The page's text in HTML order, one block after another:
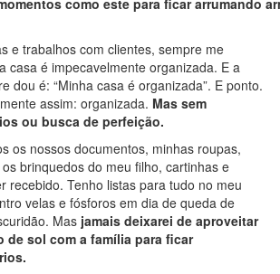
como este para ficar arrumando
e trabalhos com clientes, sempre me
casa é impecavelmente organizada. E a
dou é: “Minha casa é organizada”. E ponto.
assim: organizada. Mas sem
ou busca de perfeição.
os nossos documentos, minhas roupas,
brinquedos do meu filho, cartinhas e
recebido. Tenho listas para tudo no meu
velas e fósforos em dia de queda de
Mas jamais deixarei de aproveitar
de sol com a família para ficar